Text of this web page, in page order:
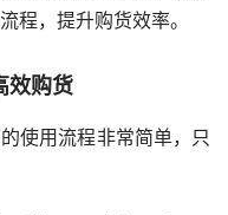
程，提升购货效率。
效购货
使用流程非常简单，只